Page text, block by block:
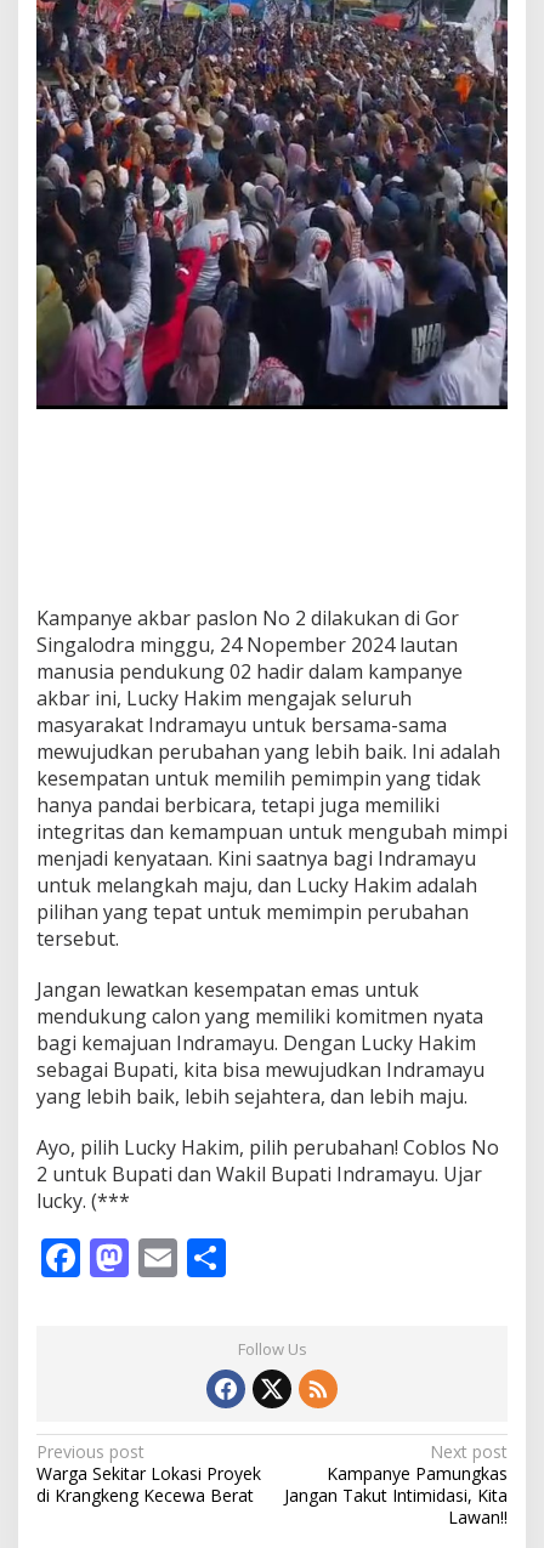
Kampanye akbar paslon No 2 dilakukan di Gor
Singalodra minggu, 24 Nopember 2024 lautan
manusia pendukung 02 hadir dalam kampanye
akbar ini, Lucky Hakim mengajak seluruh
masyarakat Indramayu untuk bersama-sama
mewujudkan perubahan yang lebih baik. Ini adalah
kesempatan untuk memilih pemimpin yang tidak
hanya pandai berbicara, tetapi juga memiliki
integritas dan kemampuan untuk mengubah mimpi
menjadi kenyataan. Kini saatnya bagi Indramayu
untuk melangkah maju, dan Lucky Hakim adalah
pilihan yang tepat untuk memimpin perubahan
tersebut.
Jangan lewatkan kesempatan emas untuk
mendukung calon yang memiliki komitmen nyata
bagi kemajuan Indramayu. Dengan Lucky Hakim
sebagai Bupati, kita bisa mewujudkan Indramayu
yang lebih baik, lebih sejahtera, dan lebih maju.
Ayo, pilih Lucky Hakim, pilih perubahan! Coblos No
2 untuk Bupati dan Wakil Bupati Indramayu. Ujar
lucky. (***
F
o
k
M
n
E
ar
eFollow Us
P
o
Previous post
Warga Sekitar Lokasi Proyek
di Krangkeng Kecewa Berat
Next post
Kampanye Pamungkas
Jangan Takut Intimidasi, Kita
Lawan!!